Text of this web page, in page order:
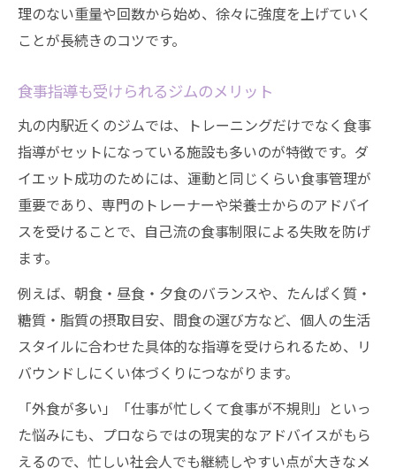
理のない重量や回数から始め、徐々に強度を上げていく
ことが長続きのコツです。
食事指導も受けられるジムのメリット
丸の内駅近くのジムでは、トレーニングだけでなく食事
指導がセットになっている施設も多いのが特徴です。ダ
イエット成功のためには、運動と同じくらい食事管理が
重要であり、専門のトレーナーや栄養士からのアドバイ
スを受けることで、自己流の食事制限による失敗を防げ
ます。
例えば、朝食・昼食・夕食のバランスや、たんぱく質・
糖質・脂質の摂取目安、間食の選び方など、個人の生活
スタイルに合わせた具体的な指導を受けられるため、リ
バウンドしにくい体づくりにつながります。
「外食が多い」「仕事が忙しくて食事が不規則」といっ
た悩みにも、プロならではの現実的なアドバイスがもら
えるので、忙しい社会人でも継続しやすい点が大きなメ